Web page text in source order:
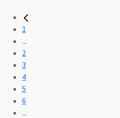
1
...
2
3
4
5
6
...